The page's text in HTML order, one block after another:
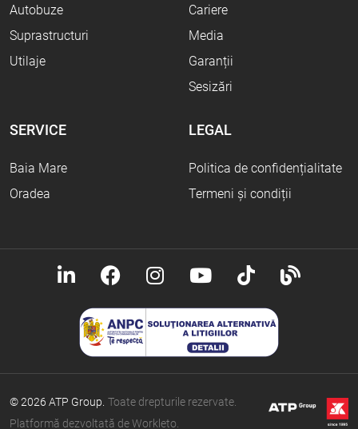
Autobuze
Suprastructuri
Utilaje
Cariere
Media
Garanții
Sesizări
SERVICE
Baia Mare
Oradea
LEGAL
Politica de confidențialitate
Termeni și condiții
© 2026 ATP Group. Toate drepturile rezervate.
Platformă dezvoltată de Workleto.